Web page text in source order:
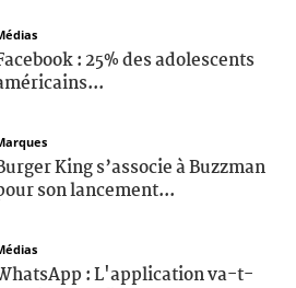
: 25% des adolescents
King s’associe à Buzzman
son lancement...
: L'application va-t-